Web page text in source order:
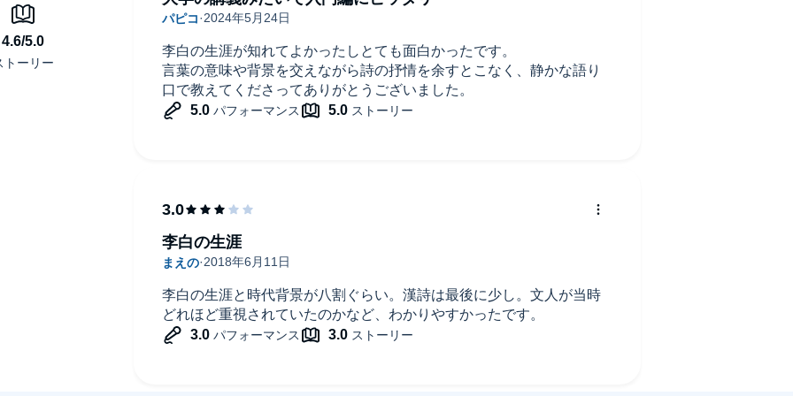
究科博士課程修了、文学博士。現在、共立女子大学国
研文出版）『漢詩の歴史』（東方出版）『漢詩の事
李白の生涯が知れてよかったしとても面白かったです。
言葉の意味や背景を交えながら詩の抒情を余すとこなく、静かな語り
口で教えてくださってありがとうございました。
李白の生涯と時代背景が八割ぐらい。漢詩は最後に少し。文人が当時
どれほど重視されていたのかなど、わかりやすかったです。
李白の生涯